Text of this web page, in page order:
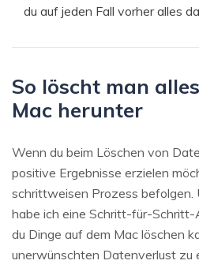
du auf jeden Fall vorher alles
So löscht man
Mac herunter
Wenn du beim Löschen von
positive Ergebnisse erzielen
schrittweisen Prozess befolgen.
habe ich eine Schritt-für-
du Dinge auf dem Mac löschen
unerwünschten Datenverlust zu